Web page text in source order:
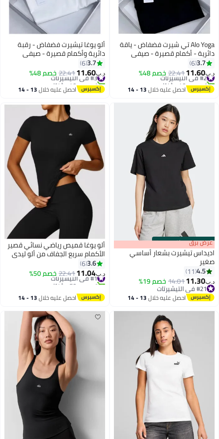
Alo Yoga تي شيرت فضفاض - ياقة
دائرية - أكمام قصيرة - صيفي
3.7
6
د.ب‏11.60
22.41خصم 48% #2 في التيشيرتات
تم بيع +40 مؤخرًا
#2 في التيشيرتات احصل عليه خلال 13 - 14
ألو يوغا تيشيرت فضفاض - رقبة
دائرية وأكمام قصيرة - صيفي
بأكمام قصيرة
3.7
6
د.ب‏11.60
22.41خصم 48% #3 في التيشيرتات
تم بيع +40 مؤخرًا
#3 في التيشيرتات احصل عليه خلال 13 - 14
00m:00s
·باقي 100% عرض برق
اديداس تيشيرت بشعار أساسي
صغير
4.5
11
د.ب‏11.30
14.01خصم 19%
#21 في التيشيرتات
#21 في التيشيرتات احصل عليه خلال 13 - 14
2
ألو يوغا قميص رياضي نسائي قصير
الأكمام سريع الجفاف من ألو ليدي
3.6
6
د.ب‏11.04
22.41خصم 50% #1 في التيشيرتات
تم بيع +50 مؤخرًا
#1 في التيشيرتات
احصل عليه خلال 13 - 14